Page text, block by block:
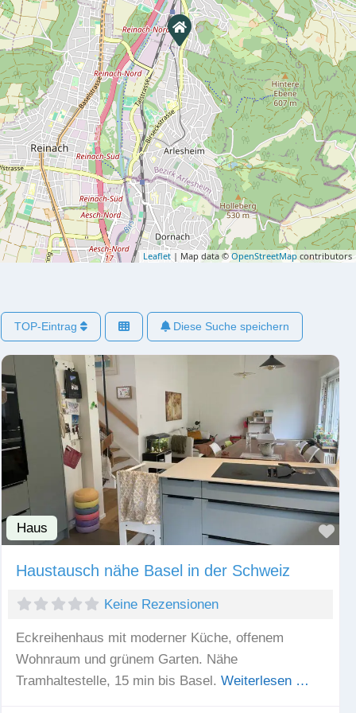
Leaflet | Map data ©OpenStreetMap contributors
TOP-Eintrag Diese Suche speichern
Haus
Haustausch nähe Basel in der Schweiz
Keine Rezensionen
Eckreihenhaus mit moderner Küche, offenem
Wohnraum und grünem Garten. Nähe
Tramhaltestelle, 15 min bis Basel. Weiterlesen …